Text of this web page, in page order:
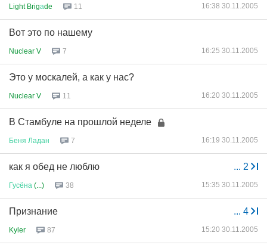
Light Brigаde 11 16:38 30.11.2005
Вот это по нашему
Nuclear V 7 16:25 30.11.2005
Это у москалей, а как у нас?
Nuclear V 11 16:20 30.11.2005
В Стамбуле на прошлой неделе
Беня Ладан 7 16:19 30.11.2005
... 2
как я обед не люблю
Гусёна (...) 38 15:35 30.11.2005
... 4
Признание
Kyler 87 15:20 30.11.2005